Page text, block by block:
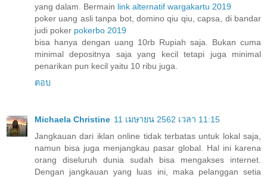
yang dalam. Bermain link alternatif wargakartu 2019
poker uang asli tanpa bot, domino qiu qiu, capsa, di bandar
judi poker pokerbo 2019
bisa hanya dengan uang 10rb Rupiah saja. Bukan cuma
minimal depositnya saja yang kecil tetapi juga minimal
penarikan pun kecil yaitu 10 ribu juga.
ตอบ
Michaela Christine 11 เมษายน 2562 เวลา 11:15
Jangkauan dari iklan online tidak terbatas untuk lokal saja,
namun bisa juga menjangkau pasar global. Hal ini karena
orang diseluruh dunia sudah bisa mengakses internet.
Dengan jangkauan yang luas ini, maka pelanggan setia